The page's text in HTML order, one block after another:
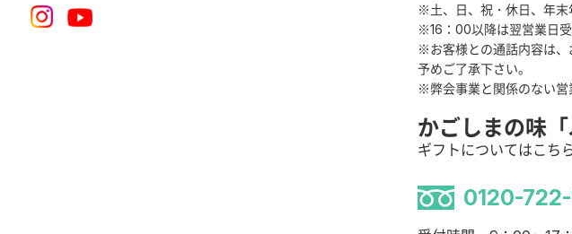
※土、日、祝・休日、年末
※16：00以降は翌営業日受
※お客様との通話内容は、
予めご了承下さい。
※弊会事業と関係のない営
かごしまの味「
ギフトについてはこち
0120-